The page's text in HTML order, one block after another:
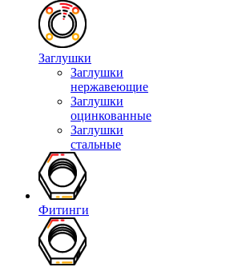
Заглушки
Заглушки
нержавеющие
Заглушки
оцинкованные
Заглушки
стальные
Фитинги